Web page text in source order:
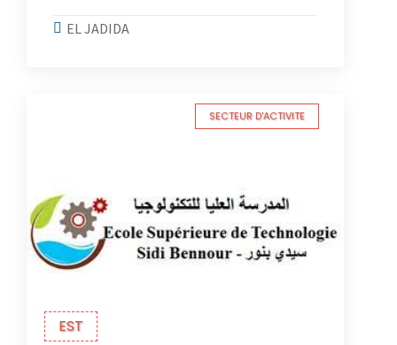
EL JADIDA
EST
SECTEUR D'ACTIVITE